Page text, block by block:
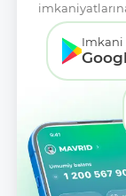
Imkani